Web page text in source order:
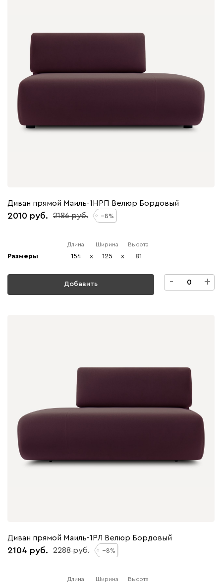
Диван прямой Маиль-1НРП Велюр Бордовый
2010 2186 8
Размеры
Длина
154 x
Ширина
125 x
Высота
81
Добавить - +
Диван прямой Маиль-1РЛ Велюр Бордовый
2104 2288 8
Длина Ширина Высота